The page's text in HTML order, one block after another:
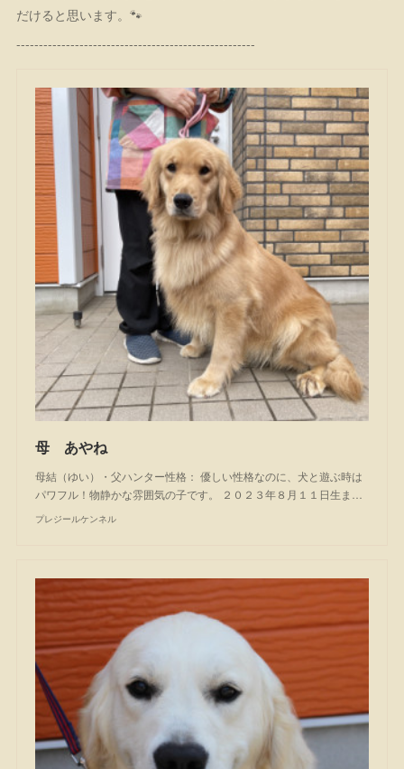
だけると思います。🐾
-----------------------------------------------------
母 あやね
母結（ゆい）・父ハンター性格： 優しい性格なのに、犬と遊ぶ時は
パワフル！物静かな雰囲気の子です。 ２０２３年８月１１日生ま…
プレジールケンネル